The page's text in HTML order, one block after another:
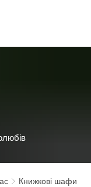
Deutsch
Книжкові шафи